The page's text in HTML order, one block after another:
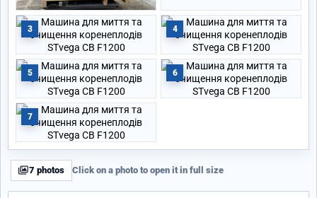
3 4
5 6
7
7 photos Click on a photo to open it in full size